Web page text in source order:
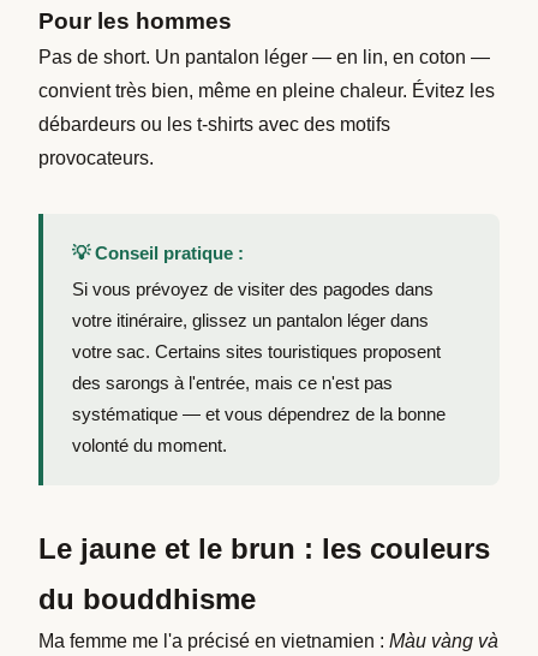
Pour les hommes
Pas de short. Un pantalon léger — en lin, en coton —
convient très bien, même en pleine chaleur. Évitez les
débardeurs ou les t-shirts avec des motifs
provocateurs.
💡 Conseil pratique :
Si vous prévoyez de visiter des pagodes dans
votre itinéraire, glissez un pantalon léger dans
votre sac. Certains sites touristiques proposent
des sarongs à l'entrée, mais ce n'est pas
systématique — et vous dépendrez de la bonne
volonté du moment.
Le jaune et le brun : les couleurs
du bouddhisme
Ma femme me l'a précisé en vietnamien : Màu vàng và